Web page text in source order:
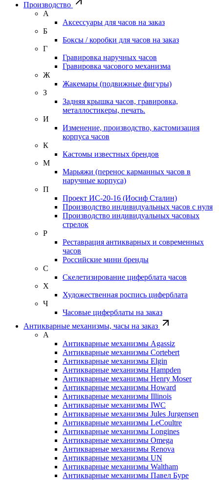
Производство
А
Аксессуары для часов на заказ
Б
Боксы / коробки для часов на заказ
Г
Гравировка наручных часов
Гравировка часового механизма
Ж
Жакемары (подвижные фигуры)
З
Задняя крышка часов, гравировка,
металлостикеры, печать.
И
Изменение, производство, кастомизация
корпуса часов
К
Кастомы известных брендов
М
Марьяжи (перенос карманных часов в
наручные корпуса)
П
Проект ИС-20-16 (Иосиф Сталин)
Производство индивидуальных часов с нуля
Производство индивидуальных часовых
стрелок
Р
Реставрация антикварных и современных
часов
Российские мини бренды
С
Скелетизирование циферблата часов
Х
Художественная роспись циферблата
Ч
Часовые циферблаты на заказ
Антикварные механизмы, часы на заказ
А
Антикварные механизмы Agassiz
Антикварные механизмы Cortebert
Антикварные механизмы Elgin
Антикварные механизмы Hampden
Антикварные механизмы Henry Moser
Антикварные механизмы Howard
Антикварные механизмы Illinois
Антикварные механизмы IWC
Антикварные механизмы Jules Jurgensen
Антикварные механизмы LeCoultre
Антикварные механизмы Longines
Антикварные механизмы Omega
Антикварные механизмы Renova
Антикварные механизмы UN
Антикварные механизмы Waltham
Антикварные механизмы Павел Буре